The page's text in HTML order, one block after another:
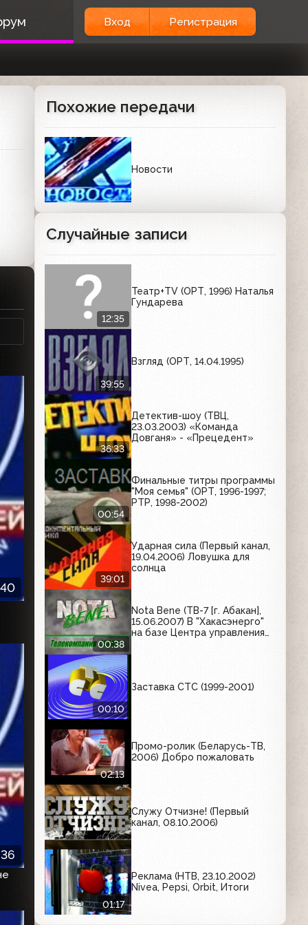
Вход Регистрация
Похожие передачи
Новости
Случайные записи
12:35
Театр+TV (ОРТ, 1996) Наталья
Гундарева
39:55
Взгляд (ОРТ, 14.04.1995)
36:33
Детектив-шоу (ТВЦ,
23.03.2003) «Команда
Довганя» - «Прецедент»
00:54
Финальные титры программы
"Моя семья" (ОРТ, 1996-1997;
РТР, 1998-2002)
39:01
Ударная сила (Первый канал,
19.04.2006) Ловушка для
солнца
00:38
Nota Bene (ТВ-7 [г. Абакан],
15.06.2007) В "Хакасэнерго"
на базе Центра управления
00:10
Заставка СТС (1999-2001)
02:13
Промо-ролик (Беларусь-ТВ,
2006) Добро пожаловать
Служу Отчизне! (Первый
канал, 08.10.2006)
01:17
Реклама (НТВ, 23.10.2002)
Nivea, Pepsi, Orbit, Итоги